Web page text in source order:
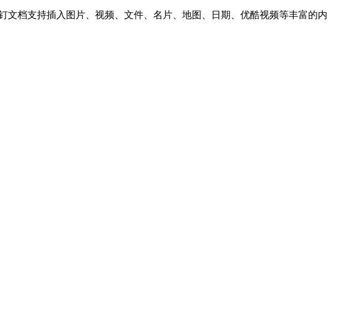
档支持插入图片、视频、文件、名片、地图、日期、优酷视频等丰富的内